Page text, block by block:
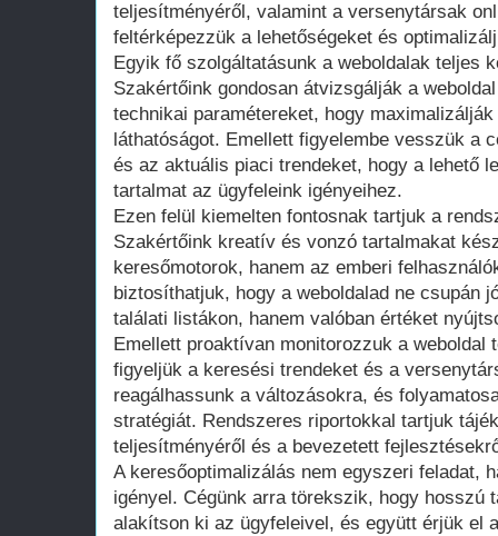
teljesítményéről, valamint a versenytársak
feltérképezzük a lehetőségeket és
Egyik fő szolgáltatásunk a weboldalak teljes
Szakértőink gondosan átvizsgálják a
technikai paramétereket, hogy
láthatóságot. Emellett figyelembe vesszük a
és az aktuális piaci trendeket, hogy a lehető
tartalmat az ügyfeleink igényeihez.
Ezen felül kiemelten fontosnak tartjuk a
Szakértőink kreatív és vonzó tartalmakat
keresőmotorok, hanem az emberi
biztosíthatjuk, hogy a weboldalad ne csupán
találati listákon, hanem valóban értéket
Emellett proaktívan monitorozzuk a weboldal
figyeljük a keresési trendeket és a
reagálhassunk a változásokra, és
stratégiát. Rendszeres riportokkal tartjuk
teljesítményéről és a bevezetett
A keresőoptimalizálás nem egyszeri feladat,
igényel. Cégünk arra törekszik, hogy hosszú
alakítson ki az ügyfeleivel, és együtt érjük el